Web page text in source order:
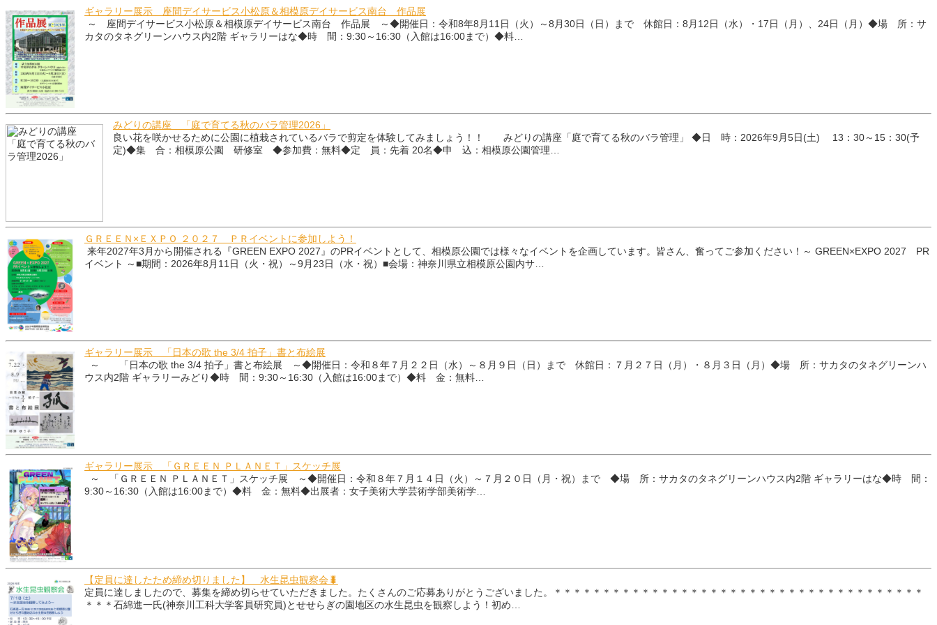
ギャラリー展示 座間デイサービス小松原＆相模原デイサービス南台 作品展
～ 座間デイサービス小松原＆相模原デイサービス南台 作品展 ～◆開催日：令和8年8月11日（火）～8月30日（日）まで 休館日：8月12日（水）・17日（月）、24日（月）◆場 所：サ
カタのタネグリーンハウス内2階 ギャラリーはな◆時 間：9:30～16:30（入館は16:00まで）◆料…
みどりの講座 「庭で育てる秋のバラ管理2026」
良い花を咲かせるために公園に植栽されているバラで剪定を体験してみましょう！！ みどりの講座「庭で育てる秋のバラ管理」 ◆日 時：2026年9月5日(土) 13：30～15：30(予
定)◆集 合：相模原公園 研修室 ◆参加費：無料◆定 員：先着 20名◆申 込：相模原公園管理…
ＧＲＥＥＮ×ＥＸＰＯ ２０２７ ＰＲイベントに参加しよう！
来年2027年3月から開催される『GREEN EXPO 2027』のPRイベントとして、相模原公園では様々なイベントを企画しています。皆さん、奮ってご参加ください！～ GREEN×EXPO 2027 PR
イベント ～■期間：2026年8月11日（火・祝）～9月23日（水・祝）■会場：神奈川県立相模原公園内サ…
ギャラリー展示 「日本の歌 the 3/4 拍子」書と布絵展
～ 「日本の歌 the 3/4 拍子」書と布絵展 ～◆開催日：令和８年７月２２日（水）～８月９日（日）まで 休館日：７月２７日（月）・８月３日（月）◆場 所：サカタのタネグリーンハ
ウス内2階 ギャラリーみどり◆時 間：9:30～16:30（入館は16:00まで）◆料 金：無料…
ギャラリー展示 「ＧＲＥＥＮ ＰＬＡＮＥＴ」スケッチ展
～ 「ＧＲＥＥＮ ＰＬＡＮＥＴ」スケッチ展 ～◆開催日：令和８年７月１４日（火）～７月２０日（月・祝）まで ◆場 所：サカタのタネグリーンハウス内2階 ギャラリーはな◆時 間：
9:30～16:30（入館は16:00まで）◆料 金：無料◆出展者：女子美術大学芸術学部美術学…
【定員に達したため締め切りました】 水生昆虫観察会🐛
定員に達しましたので、募集を締め切らせていただきました。たくさんのご応募ありがとうございました。＊＊＊＊＊＊＊＊＊＊＊＊＊＊＊＊＊＊＊＊＊＊＊＊＊＊＊＊＊＊＊＊＊＊＊＊＊＊
＊＊＊石綿進一氏(神奈川工科大学客員研究員)とせせらぎの園地区の水生昆虫を観察しよう！初め…